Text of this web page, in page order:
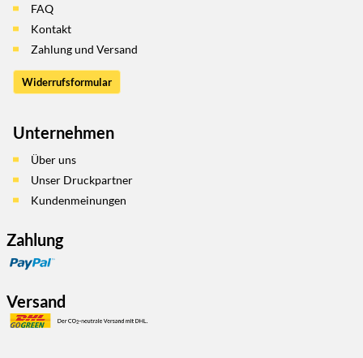
FAQ
Kontakt
Zahlung und Versand
Widerrufsformular
Unternehmen
Über uns
Unser Druckpartner
Kundenmeinungen
Zahlung
Versand